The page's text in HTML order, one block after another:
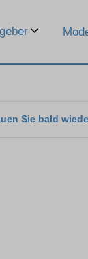
Sie bald